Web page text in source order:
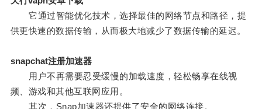
它通过智能优化技术，选择最佳的网络节点和路径，提
供更快速的数据传输，从而极大地减少了数据传输的延迟。
snapchat注册加速器
用户不再需要忍受缓慢的加载速度，轻松畅享在线视
频、游戏和其他互联网应用。
其次，Snap加速器还提供了安全的网络连接。